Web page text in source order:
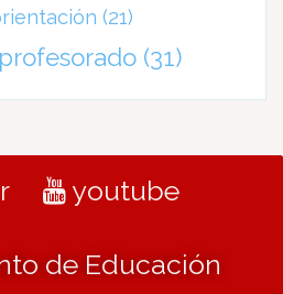
(21)
profesorado (31)
youtube
de Educación